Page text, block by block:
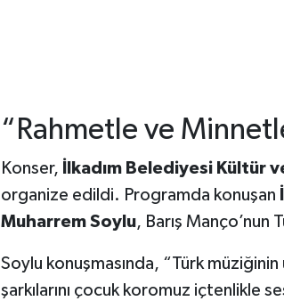
“Rahmetle ve
Konser, İlkadım Belediyesi Kültür
organize edildi. Programda konuşan
Muharrem Soylu, Barış Manço’nun
Soylu konuşmasında, “Türk
şarkılarını çocuk koromuz içtenlikle